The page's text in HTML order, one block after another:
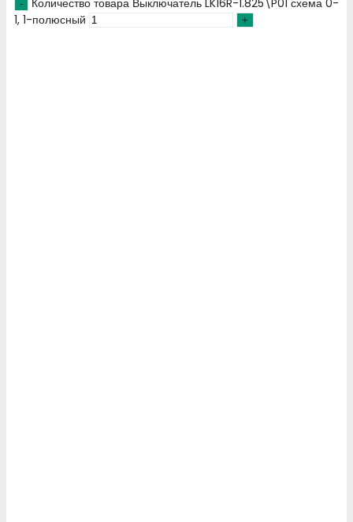
Количество товара Выключатель LK16R-1.825\P01 схема 0-
1, 1-полюсный